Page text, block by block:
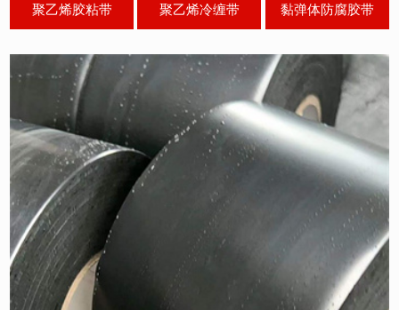
聚乙烯胶粘带 聚乙烯冷缠带 黏弹体防腐胶带